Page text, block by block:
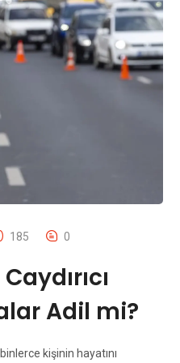
185 0
Adil mi?
kişinin hayatını